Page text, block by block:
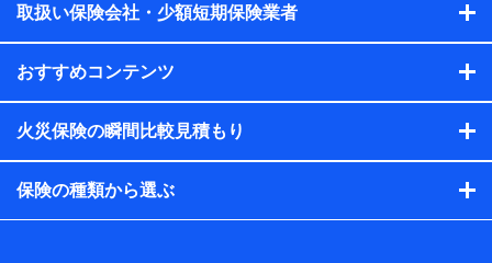
会社のサービスを案内、提供するため
析して、お客さまの趣味・嗜好・傾向に応じたサービス・商
各種セミナーの開催のため
コンサルティングサービスの実施のため
アンケートやキャンペーン等の実施のため
上記に係る案内・手続き・管理等付帯業務を行うため
取扱い保険会社・少額短期保険業者
おすすめコンテンツ
火災保険の瞬間比較見積もり
保険の種類から選ぶ